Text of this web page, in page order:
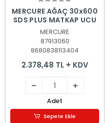
Sepete Ekle
MERCURE AĞAÇ 30x600
SDS PLUS MATKAP UCU
MERCURE
87913060
8680838113404
2.378,48 TL + KDV
Adet
Sepete Ekle